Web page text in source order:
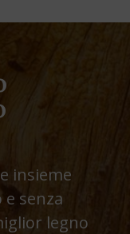
e insieme
senza
legno